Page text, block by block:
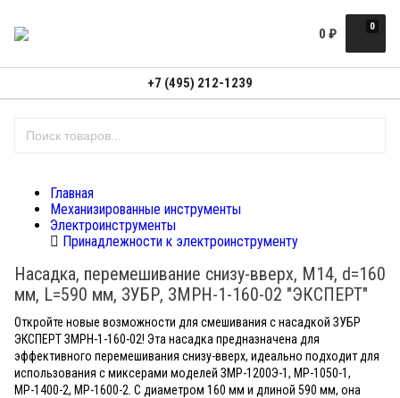
0
0 ₽
+7 (495) 212-1239
Главная
Механизированные инструменты
Электроинструменты
Принадлежности к электроинструменту
Насадка, перемешивание снизу-вверх, М14, d=160
мм, L=590 мм, ЗУБР, ЗМРН-1-160-02 "ЭКСПЕРТ"
Откройте новые возможности для смешивания с насадкой ЗУБР
ЭКСПЕРТ ЗМРН-1-160-02! Эта насадка предназначена для
эффективного перемешивания снизу-вверх, идеально подходит для
использования с миксерами моделей ЗМР-1200Э-1, МР-1050-1,
МР-1400-2, МР-1600-2. С диаметром 160 мм и длиной 590 мм, она